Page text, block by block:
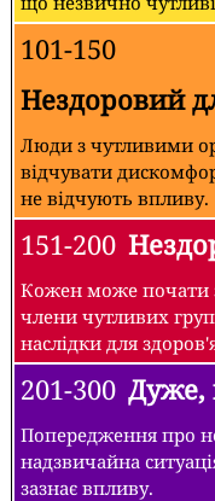
101-150
Нездоровий
Люди з чутливими
відчувати
не відчують впливу.
151-200
Кожен може почати
члени чутливих
наслідки для
201-300 Дуже,
Попередження про
надзвичайна
зазнає впливу.